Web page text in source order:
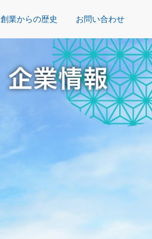
創業からの歴史 お問い合わせ